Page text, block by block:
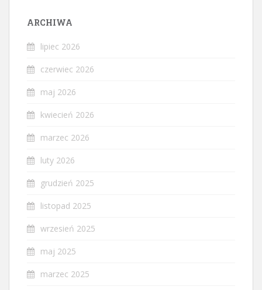
ARCHIWA
lipiec 2026
czerwiec 2026
maj 2026
kwiecień 2026
marzec 2026
luty 2026
grudzień 2025
listopad 2025
wrzesień 2025
maj 2025
marzec 2025